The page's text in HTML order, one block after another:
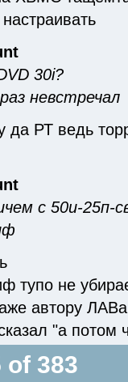
настраивать
30i?
невстречал
да РТ ведь
с 50и-25п-
тупо не
автору
"а потом
of 383